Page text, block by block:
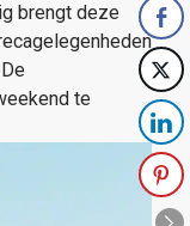
brengt deze
te